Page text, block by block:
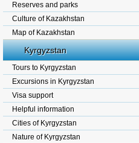
Reserves and parks
Culture of Kazakhstan
Map of Kazakhstan
Kyrgyzstan
Tours to Kyrgyzstan
Excursions in Kyrgyzstan
Visa support
Helpful information
Cities of Kyrgyzstan
Nature of Kyrgyzstan